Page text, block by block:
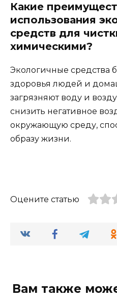
Какие
использования
средств для
химическими?
Экологичные средства
здоровья людей и
загрязняют воду и
снизить негативное
окружающую среду,
образу жизни.
Оцените статью
Вам также